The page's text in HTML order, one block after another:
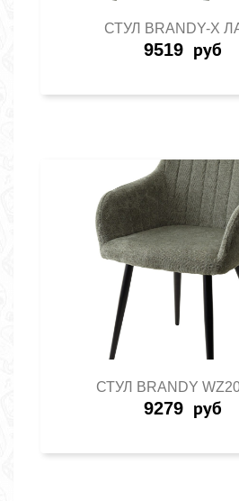
СТУЛ BRANDY-X
9519 руб
СТУЛ BRANDY
9279 руб